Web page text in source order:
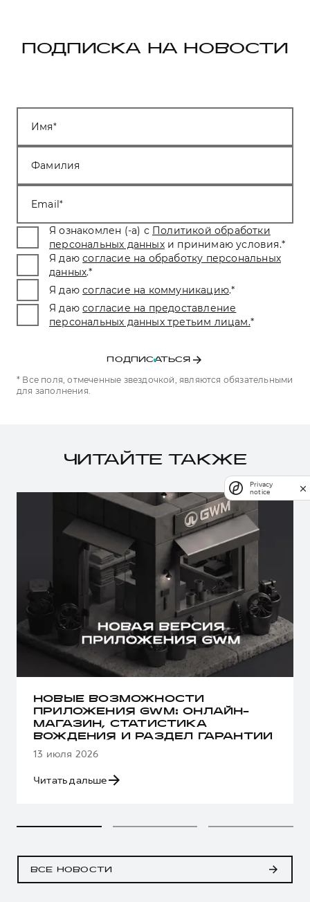
ПОДПИСКА НА НОВОСТИ
Имя
Фамилия
Email
Я ознакомлен (-а) с Политикой обработки
персональных данных и принимаю условия.*
Я даю согласие на обработку персональных
данных.*
Я даю согласие на коммуникацию.*
Я даю согласие на предоставление
персональных данных третьим лицам.*
ПОДПИСАТЬСЯ
* Все поля, отмеченные звездочкой, являются обязательными
для заполнения.
ЧИТАЙТЕ ТАКЖЕ
НОВЫЕ ВОЗМОЖНОСТИ
ПРИЛОЖЕНИЯ GWM: ОНЛАЙН-
МАГАЗИН, СТАТИСТИКА
ВОЖДЕНИЯ И РАЗДЕЛ ГАРАНТИИ
13 июля 2026
Читать дальше
ВСЕ НОВОСТИ
Privacy
notice